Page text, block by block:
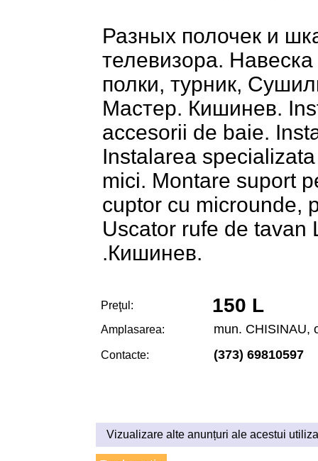
Разных полочек и
телевизора.
полки, турник,
Мастер. Кишинев.
accesorii de baie.
Instalarea
mici. Montare suport
cuptor cu microunde,
Uscator rufe de tavan
.Кишинев.
Preţul: 150 L
Amplasarea: mun. CHISINAU,
Contacte: (373) 69810597
Vizualizare alte anunțuri ale acestui